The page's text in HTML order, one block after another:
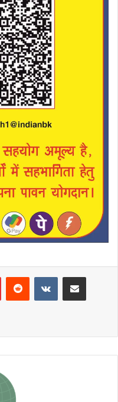
PinterestReddit VKontakteShare via Email